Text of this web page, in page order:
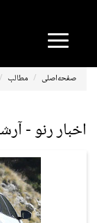
Toggle
صفحه‌اصلی مطالب
اخبار رنو -